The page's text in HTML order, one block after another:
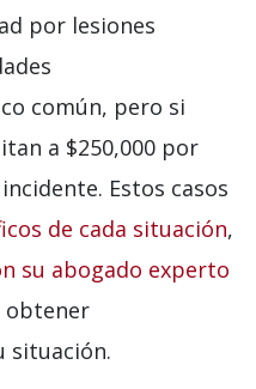
por lesiones
común, pero si
a $250,000 por
Estos casos
de cada situación,
su abogado experto
obtener
situación.